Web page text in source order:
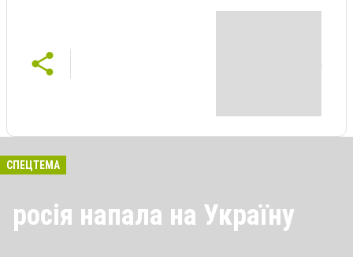
СПЕЦТЕМА
росія напала на Україну